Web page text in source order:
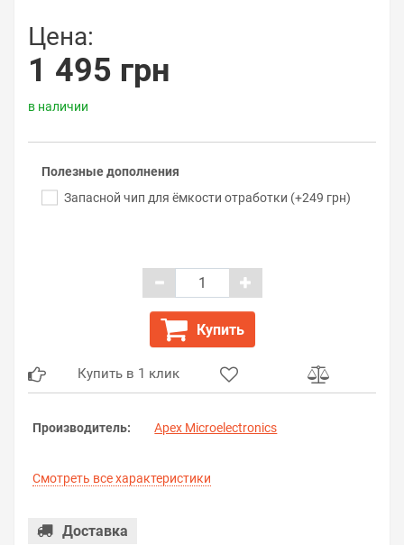
Цена:
1 495 грн
в наличии
Полезные дополнения
Запасной чип для ёмкости отработки (+249 грн)
Купить
Купить в 1 клик
Производитель: Apex Microelectronics
Смотреть все характеристики
Доставка